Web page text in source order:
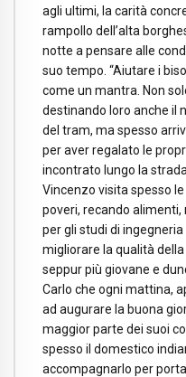
agli ultimi, la carità
rampollo dell’alta
notte a pensare alle
suo tempo. “Aiutare i
come un mantra. Non
destinando loro anche il
del tram, ma spesso
per aver regalato le
incontrato lungo la
Vincenzo visita spesso
poveri, recando alimenti,
per gli studi di
migliorare la qualità
seppur più giovane e
Carlo che ogni mattina,
ad augurare la buona
maggior parte dei suoi
spesso il domestico
accompagnarlo per